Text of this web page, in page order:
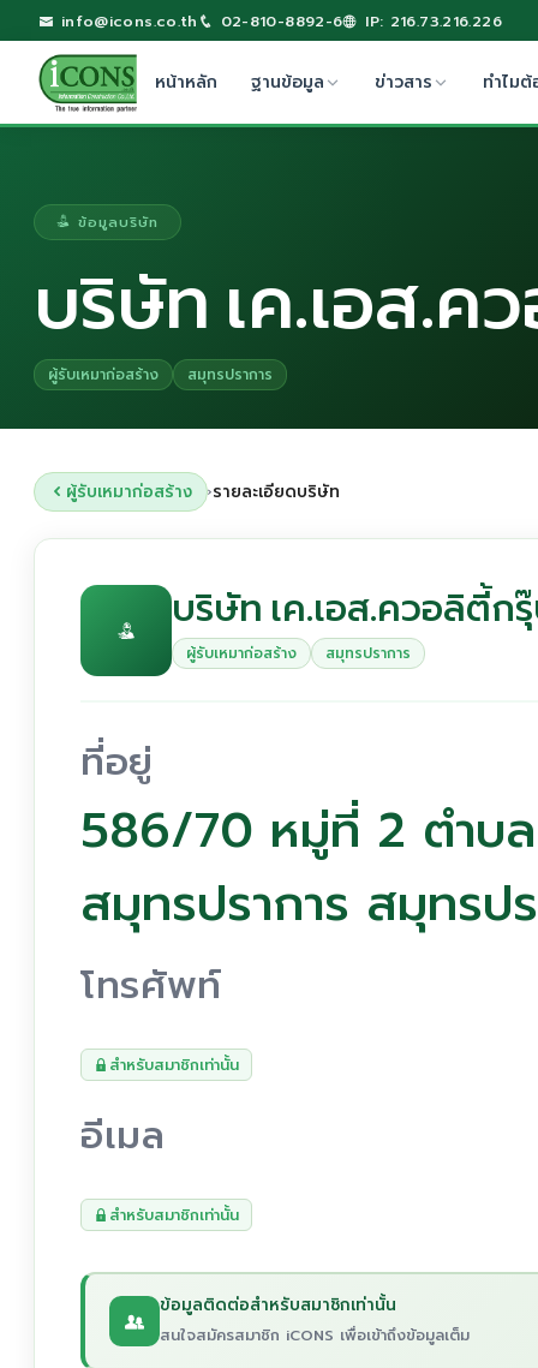
info@icons.co.th 02-810-8892-6 IP: 216.73.216.226
หน้าหลัก ฐานข้อมูล ข่าวสาร ทำไมต้
ข้อมูลบริษัท
บริษัท เค.เอส.ค
ผู้รับเหมาก่อสร้าง สมุทรปราการ
ผู้รับเหมาก่อสร้าง ›รายละเอียดบริษัท
บริษัท เค.เอส.ควอลิตี้ก
ผู้รับเหมาก่อสร้าง สมุทรปราการ
ที่อยู่
586/70 หมู่ที่ 2 ตำบล
สมุทรปราการ สมุทรป
โทรศัพท์
สำหรับสมาชิกเท่านั้น
อีเมล
สำหรับสมาชิกเท่านั้น
ข้อมูลติดต่อสำหรับสมาชิกเท่านั้น
สนใจสมัครสมาชิก iCONS เพื่อเข้าถึงข้อมูลเต็ม